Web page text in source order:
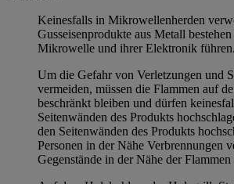
Keinesfalls in Mikrowellenherden
Gusseisenprodukte aus Metall
Mikrowelle und ihrer Elektronik führen.
Um die Gefahr von Verletzungen und
vermeiden, müssen die Flammen auf
beschränkt bleiben und dürfen
Seitenwänden des Produkts
den Seitenwänden des Produkts
Personen in der Nähe Verbrennungen
Gegenstände in der Nähe der Flammen